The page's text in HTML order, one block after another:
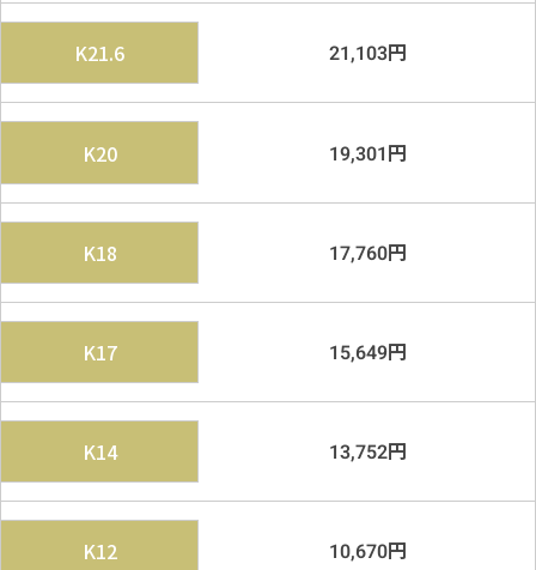
K21.6 21,103円
K20 19,301円
K18 17,760円
K17 15,649円
K14 13,752円
K12 10,670円